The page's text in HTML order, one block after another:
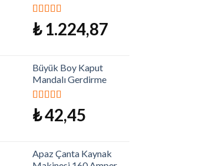
5 üzerinden
5.00oy aldı
₺1.224,87
Büyük Boy Kaput
Mandalı Gerdirme
5 üzerinden
5.00oy aldı
₺42,45
Apaz Çanta Kaynak